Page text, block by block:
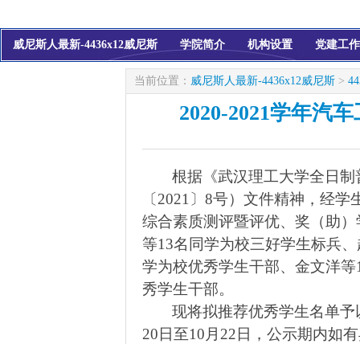
威尼斯人最新-4436x12威尼斯 学院简介 机构设置 党建工作
当前位置： 威尼斯人最新-4436x12威尼斯 >
2020-2021学年汽
根据《武汉理工大学全日
〔 2021〕8号）文件精神， 经学
综合素质测评暨评优、奖（助
等13名同学为校三好学生标兵
学为校优秀学生干部、金文洋
秀学生干部。
现将拟推荐优秀学生名单
20日至10月22日，公示期内如